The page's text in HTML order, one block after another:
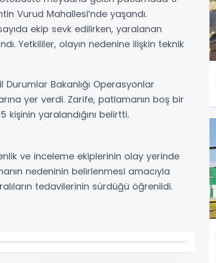
Vurud Mahallesi’nde yaşandı.
ekip sevk edilirken, yaralanan
Yetkililer, olayın nedenine ilişkin teknik
Durumlar Bakanlığı Operasyonlar
yer verdi. Zarife, patlamanın boş bir
yaralandığını belirtti.
ve inceleme ekiplerinin olay yerinde
nedeninin belirlenmesi amacıyla
tedavilerinin sürdüğü öğrenildi.